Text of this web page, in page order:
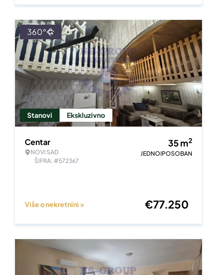
Stanovi Ekskluzivno
360°
Centar
NOVI SAD
ŠIFRA: #572367
35m2
JEDNOIPOSOBAN
Više o nekretnini > €77.250